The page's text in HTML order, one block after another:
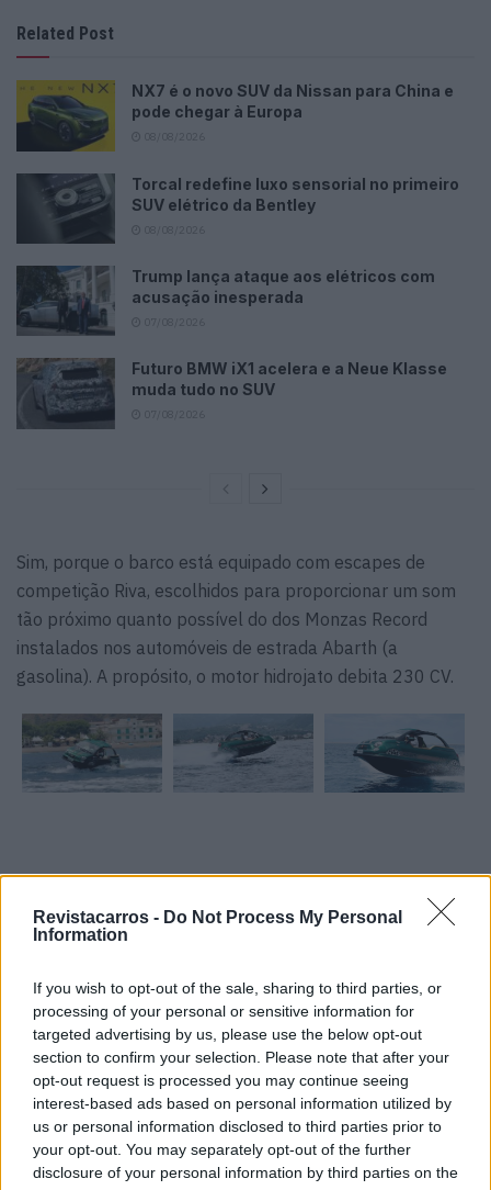
Revistacarros - Do Not Process My Personal
Information
If you wish to opt-out of the sale, sharing to third parties, or
processing of your personal or sensitive information for
targeted advertising by us, please use the below opt-out
section to confirm your selection. Please note that after your
opt-out request is processed you may continue seeing
interest-based ads based on personal information utilized by
us or personal information disclosed to third parties prior to
your opt-out. You may separately opt-out of the further
disclosure of your personal information by third parties on the
Related Post
NX7 é o novo SUV da Nissan para China e
pode chegar à Europa
Torcal redefine luxo sensorial no primeiro
SUV elétrico da Bentley
Trump lança ataque aos elétricos com
acusação inesperada
Futuro BMW iX1 acelera e a Neue Klasse
muda tudo no SUV
Sim, porque o barco está equipado com escapes de
competição Riva, escolhidos para proporcionar um som
tão próximo quanto possível do dos Monzas Record
instalados nos automóveis de estrada Abarth (a
gasolina). A propósito, o motor hidrojato debita 230 CV.
Tags: Abarth 500 Offshore
Ricardo Carvalho